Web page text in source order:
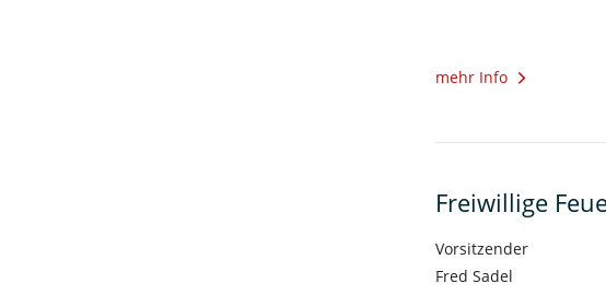
mehr Info
Freiwillige
Vorsitzender
Fred Sadel